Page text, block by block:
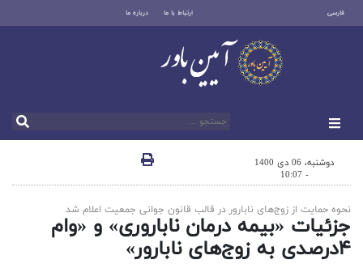
فارسی ارتباط با ما درباره ما
دوشنبه، 06 دی 1400
- 10:07
نحوه حمایت از زوج‌های نابارور در قالب قانون جوانی جمعیت اعلام شد
جزئیات «بیمه درمان ناباروری» و «وام
۴درصدی به زوج‌های نابارور»